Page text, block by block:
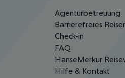
Agenturbetreuung
Barrierefreies
Check-in
FAQ
HanseMerkur
Hilfe & Kontakt